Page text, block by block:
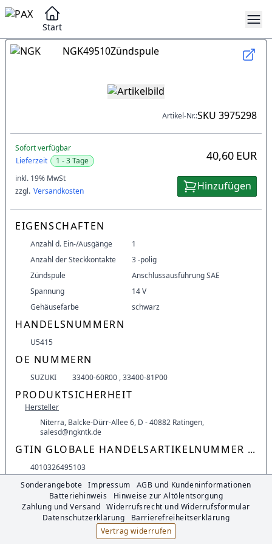
Start
NGK49510Zündspule
Artikel-Nr.:SKU 3975298
Sofort verfügbar
Lieferzeit
1 - 3 Tage 40,60 EUR
inkl. 19% MwSt
zzgl. Versandkosten Hinzufügen
EIGENSCHAFTEN
Anzahl d. Ein-/Ausgänge
1
Anzahl der Steckkontakte
3 -polig
Zündspule
Anschlussausführung SAE
Spannung
14 V
Gehäusefarbe
schwarz
HANDELSNUMMERN
U5415
OE NUMMERN
SUZUKI 33400-60R00 , 33400-81P00
PRODUKTSICHERHEIT
Hersteller
Niterra, Balcke-Dürr-Allee 6, D - 40882 Ratingen,
salesd@ngkntk.de
GTIN GLOBALE HANDELSARTIKELNUMMER (EAN)
4010326495103
DOKUMENTE
NGKNTK_U5415_O.JPG
Sonderangebote Impressum
AGB und Kundeninformationen
Batteriehinweis
Hinweise zur Altölentsorgung
Zahlung und Versand
Widerrufsrecht und Widerrufsformular
Datenschutzerklärung
Barrierefreiheitserklärung
Vertrag widerrufen